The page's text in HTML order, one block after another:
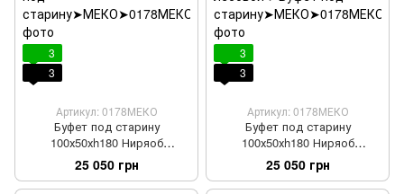
3
3
Артикул: 0178МЕКО
Буфет под старину
100х50хh180 Ниряоб
деревянный 2
25 050 грн
3
3
Артикул: 0178МЕКО
Буфет под старину
100х50хh180 Ниряоб
деревянный 3
25 050 грн